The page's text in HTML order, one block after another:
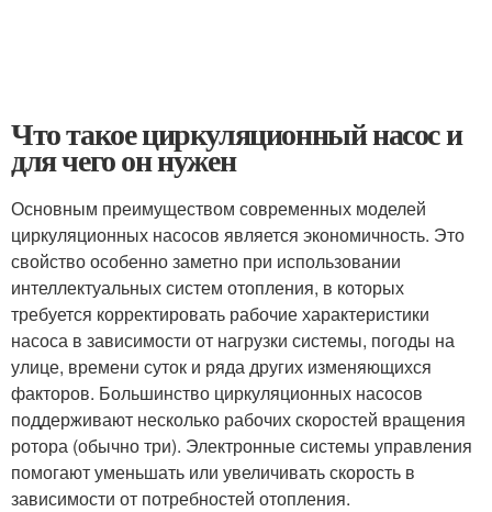
Что такое циркуляционный насос и
для чего он нужен
Основным преимуществом современных моделей
циркуляционных насосов является экономичность. Это
свойство особенно заметно при использовании
интеллектуальных систем отопления, в которых
требуется корректировать рабочие характеристики
насоса в зависимости от нагрузки системы, погоды на
улице, времени суток и ряда других изменяющихся
факторов. Большинство циркуляционных насосов
поддерживают несколько рабочих скоростей вращения
ротора (обычно три). Электронные системы управления
помогают уменьшать или увеличивать скорость в
зависимости от потребностей отопления.